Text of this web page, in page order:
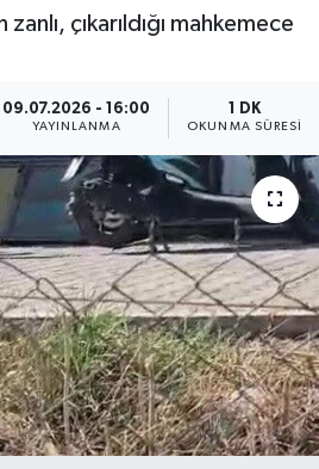
çıkarıldığı mahkemece
09.07.2026 - 16:00
YAYINLANMA
1 DK
OKUNMA SÜRESI